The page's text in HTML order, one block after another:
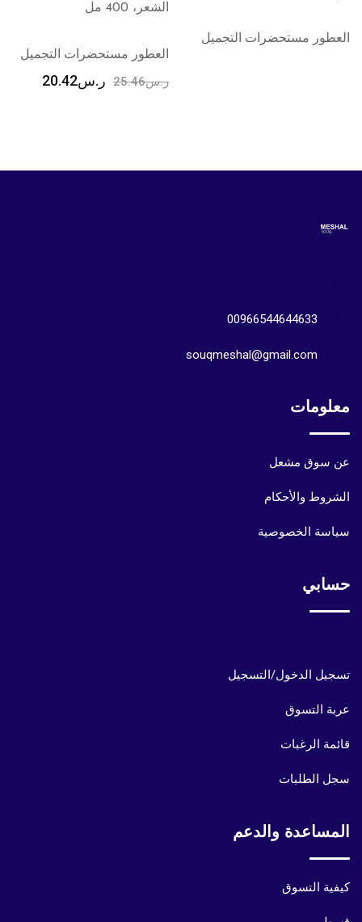
مستحضرات التجميل
العطور مستحضرات التجميل
25.46 ر.س20.42
ر.س
00966544644633
souqmeshal@gmail.com
معلومات
عن سوق مشعل
الشروط والأحكام
سياسة الخصوصية
حسابي
تسجيل الدخول/التسجيل
عربة التسوق
قائمة الرغبات
سجل الطلبات
المساعدة والدعم
كيفية التسوق